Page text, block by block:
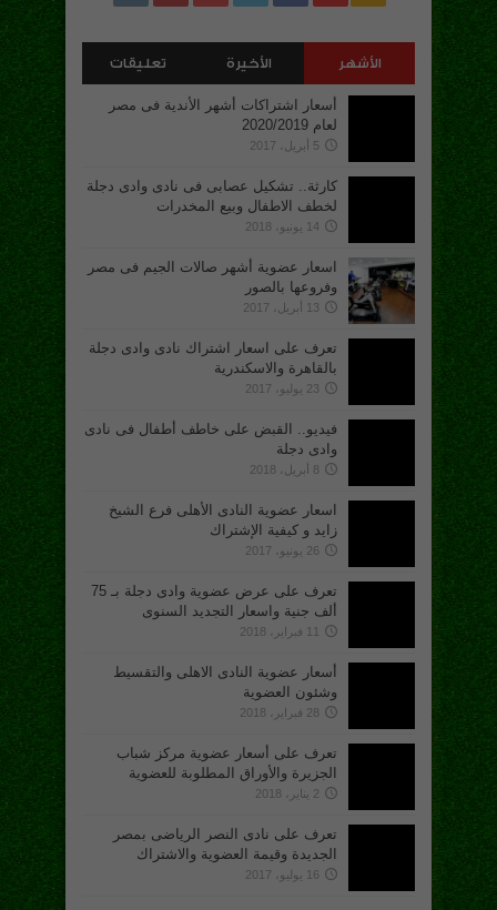
الأشهر الأخيرة تعليقات
أسعار اشتراكات أشهر الأندية فى مصر
لعام 2020/2019
5 أبريل، 2017
كارثة.. تشكيل عصابى فى نادى وادى دجلة
لخطف الاطفال وبيع المخدرات
14 يونيو، 2018
اسعار عضوية أشهر صالات الجيم فى مصر
وفروعها بالصور
13 أبريل، 2017
تعرف على اسعار اشتراك نادى وادى دجلة
بالقاهرة والاسكندرية
23 يوليو، 2017
فيديو.. القبض على خاطف أطفال فى نادى
وادى دجلة
8 أبريل، 2018
اسعار عضوية النادى الأهلى فرع الشيخ
زايد و كيفية الإشتراك
26 يونيو، 2017
تعرف على عرض عضوية وادى دجلة بـ 75
ألف جنية واسعار التجديد السنوى
11 فبراير، 2018
أسعار عضوية النادى الاهلى والتقسيط
وشئون العضوية
28 فبراير، 2018
تعرف على أسعار عضوية مركز شباب
الجزيرة والأوراق المطلوبة للعضوية
2 يناير، 2018
تعرف على نادى النصر الرياضى بمصر
الجديدة وقيمة العضوية والاشتراك
16 يوليو، 2017